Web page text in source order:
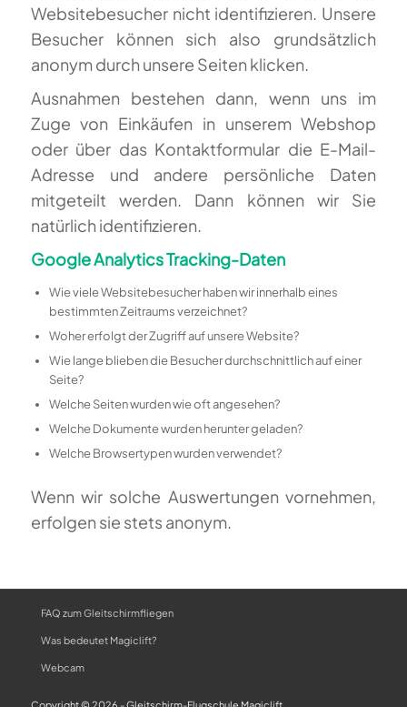
Websitebesucher nicht identifizieren. Unsere
Besucher können sich also grundsätzlich
anonym durch unsere Seiten klicken.
Ausnahmen bestehen dann, wenn uns im
Zuge von Einkäufen in unserem Webshop
oder über das Kontaktformular die E-Mail-
Adresse und andere persönliche Daten
mitgeteilt werden. Dann können wir Sie
natürlich identifizieren.
Google Analytics Tracking-Daten
Wie viele Websitebesucher haben wir innerhalb eines
bestimmten Zeitraums verzeichnet?
Woher erfolgt der Zugriff auf unsere Website?
Wie lange blieben die Besucher durchschnittlich auf einer
Seite?
Welche Seiten wurden wie oft angesehen?
Welche Dokumente wurden herunter geladen?
Welche Browsertypen wurden verwendet?
Wenn wir solche Auswertungen vornehmen,
erfolgen sie stets anonym.
FAQ zum Gleitschirmfliegen
Was bedeutet Magiclift?
Webcam